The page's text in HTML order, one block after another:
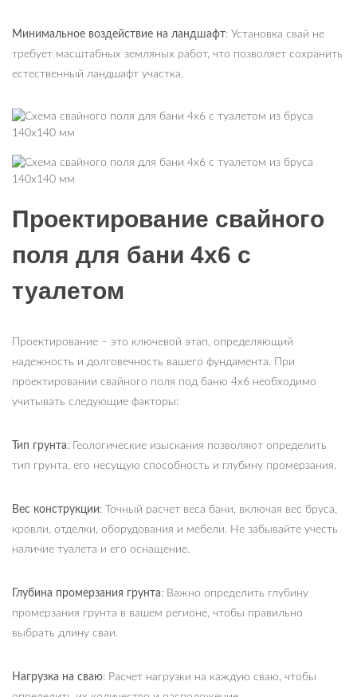
Минимальное воздействие на ландшафт: Установка свай не
требует масштабных земляных работ, что позволяет сохранить
естественный ландшафт участка.
Проектирование свайного
поля для бани 4х6 с
туалетом
Проектирование – это ключевой этап, определяющий
надежность и долговечность вашего фундамента. При
проектировании свайного поля под баню 4х6 необходимо
учитывать следующие факторы:
Тип грунта: Геологические изыскания позволяют определить
тип грунта, его несущую способность и глубину промерзания.
Вес конструкции: Точный расчет веса бани, включая вес бруса,
кровли, отделки, оборудования и мебели. Не забывайте учесть
наличие туалета и его оснащение.
Глубина промерзания грунта: Важно определить глубину
промерзания грунта в вашем регионе, чтобы правильно
выбрать длину сваи.
Нагрузка на сваю: Расчет нагрузки на каждую сваю, чтобы